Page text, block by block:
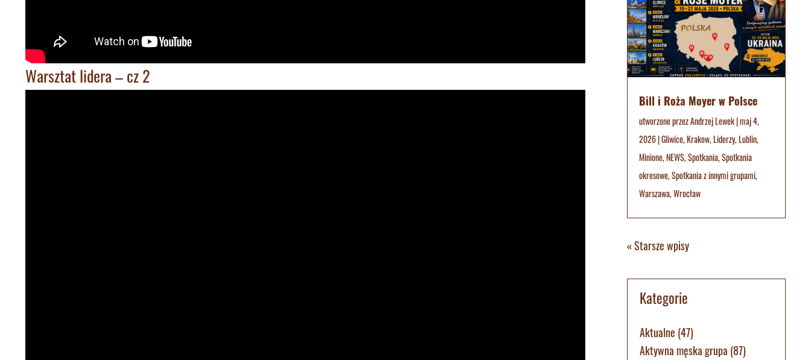
Warsztat lidera – cz 2
Bill i Roża Moyer w Polsce
utworzone przezAndrzej Lewek|maj 4,
2026|Gliwice,Krakow,Liderzy,Lublin,
Minione,NEWS,Spotkania,Spotkania
okresowe,Spotkania z innymi grupami,
Warszawa,Wrocław
« Starsze wpisy
Kategorie
Aktualne (47)
Aktywna męska grupa (87)